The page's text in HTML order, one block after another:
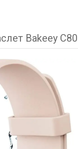
Bakeey